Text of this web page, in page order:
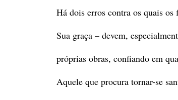
Há dois erros contra os quais
Sua graça – devem,
próprias obras, confiando em
Aquele que procura tornar-se